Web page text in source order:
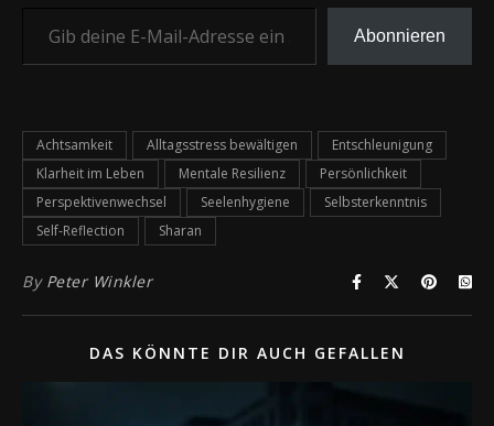
Abonnieren
Achtsamkeit Alltagsstress bewältigen
Entschleunigung
Klarheit im Leben
Mentale Resilienz
Persönlichkeit
Perspektivenwechsel
Seelenhygiene
Selbsterkenntnis
Self-Reflection
Sharan
By Peter Winkler
DAS KÖNNTE DIR AUCH GEFALLEN